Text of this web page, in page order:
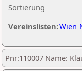
Sortierung
Vereinslisten:Wien
Pnr:110007 Name: